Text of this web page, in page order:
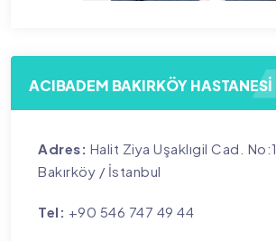
ACIBADEM BAKIRKÖY HASTANESİ
Adres: Halit Ziya Uşaklıgil Cad. No:1,
Bakırköy / İstanbul
Tel: +90 546 747 49 44